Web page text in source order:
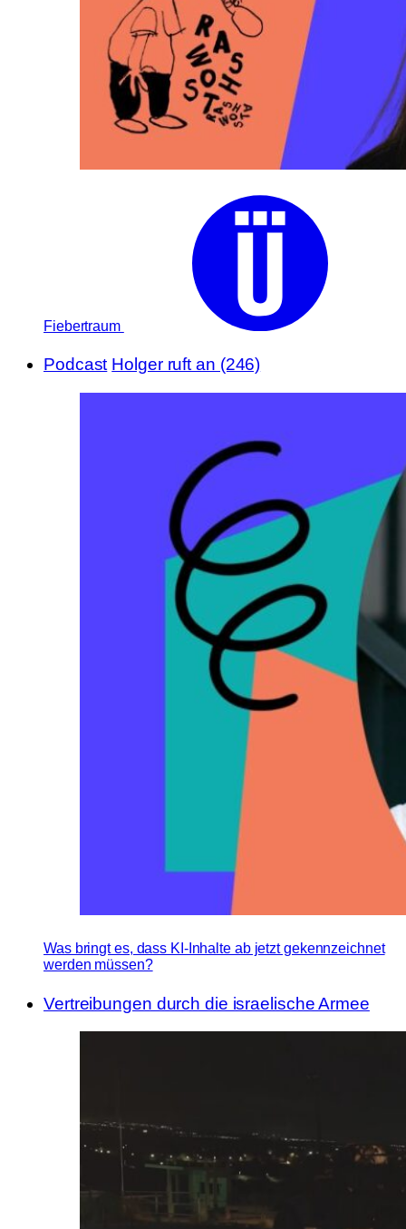
Fiebertraum
Podcast Holger ruft an (246)
Was bringt es, dass KI-Inhalte ab jetzt gekennzeichnet
werden müssen?
Vertreibungen durch die israelische Armee